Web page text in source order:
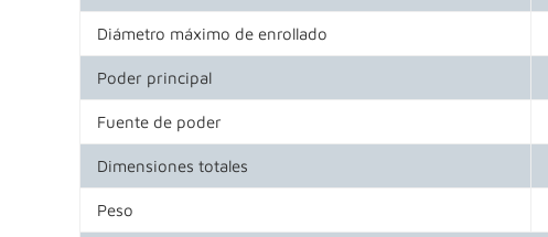
Diámetro máximo de enrollado
Poder principal
Fuente de poder
Dimensiones totales
Peso